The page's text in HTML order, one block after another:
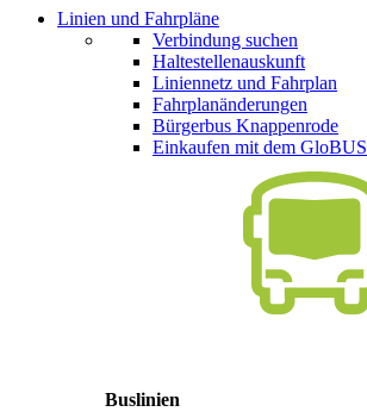
Linien und Fahrpläne
Verbindung suchen
Haltestellenauskunft
Liniennetz und Fahrplan
Fahrplanänderungen
Bürgerbus Knappenrode
Einkaufen mit dem GloBUS
Buslinien